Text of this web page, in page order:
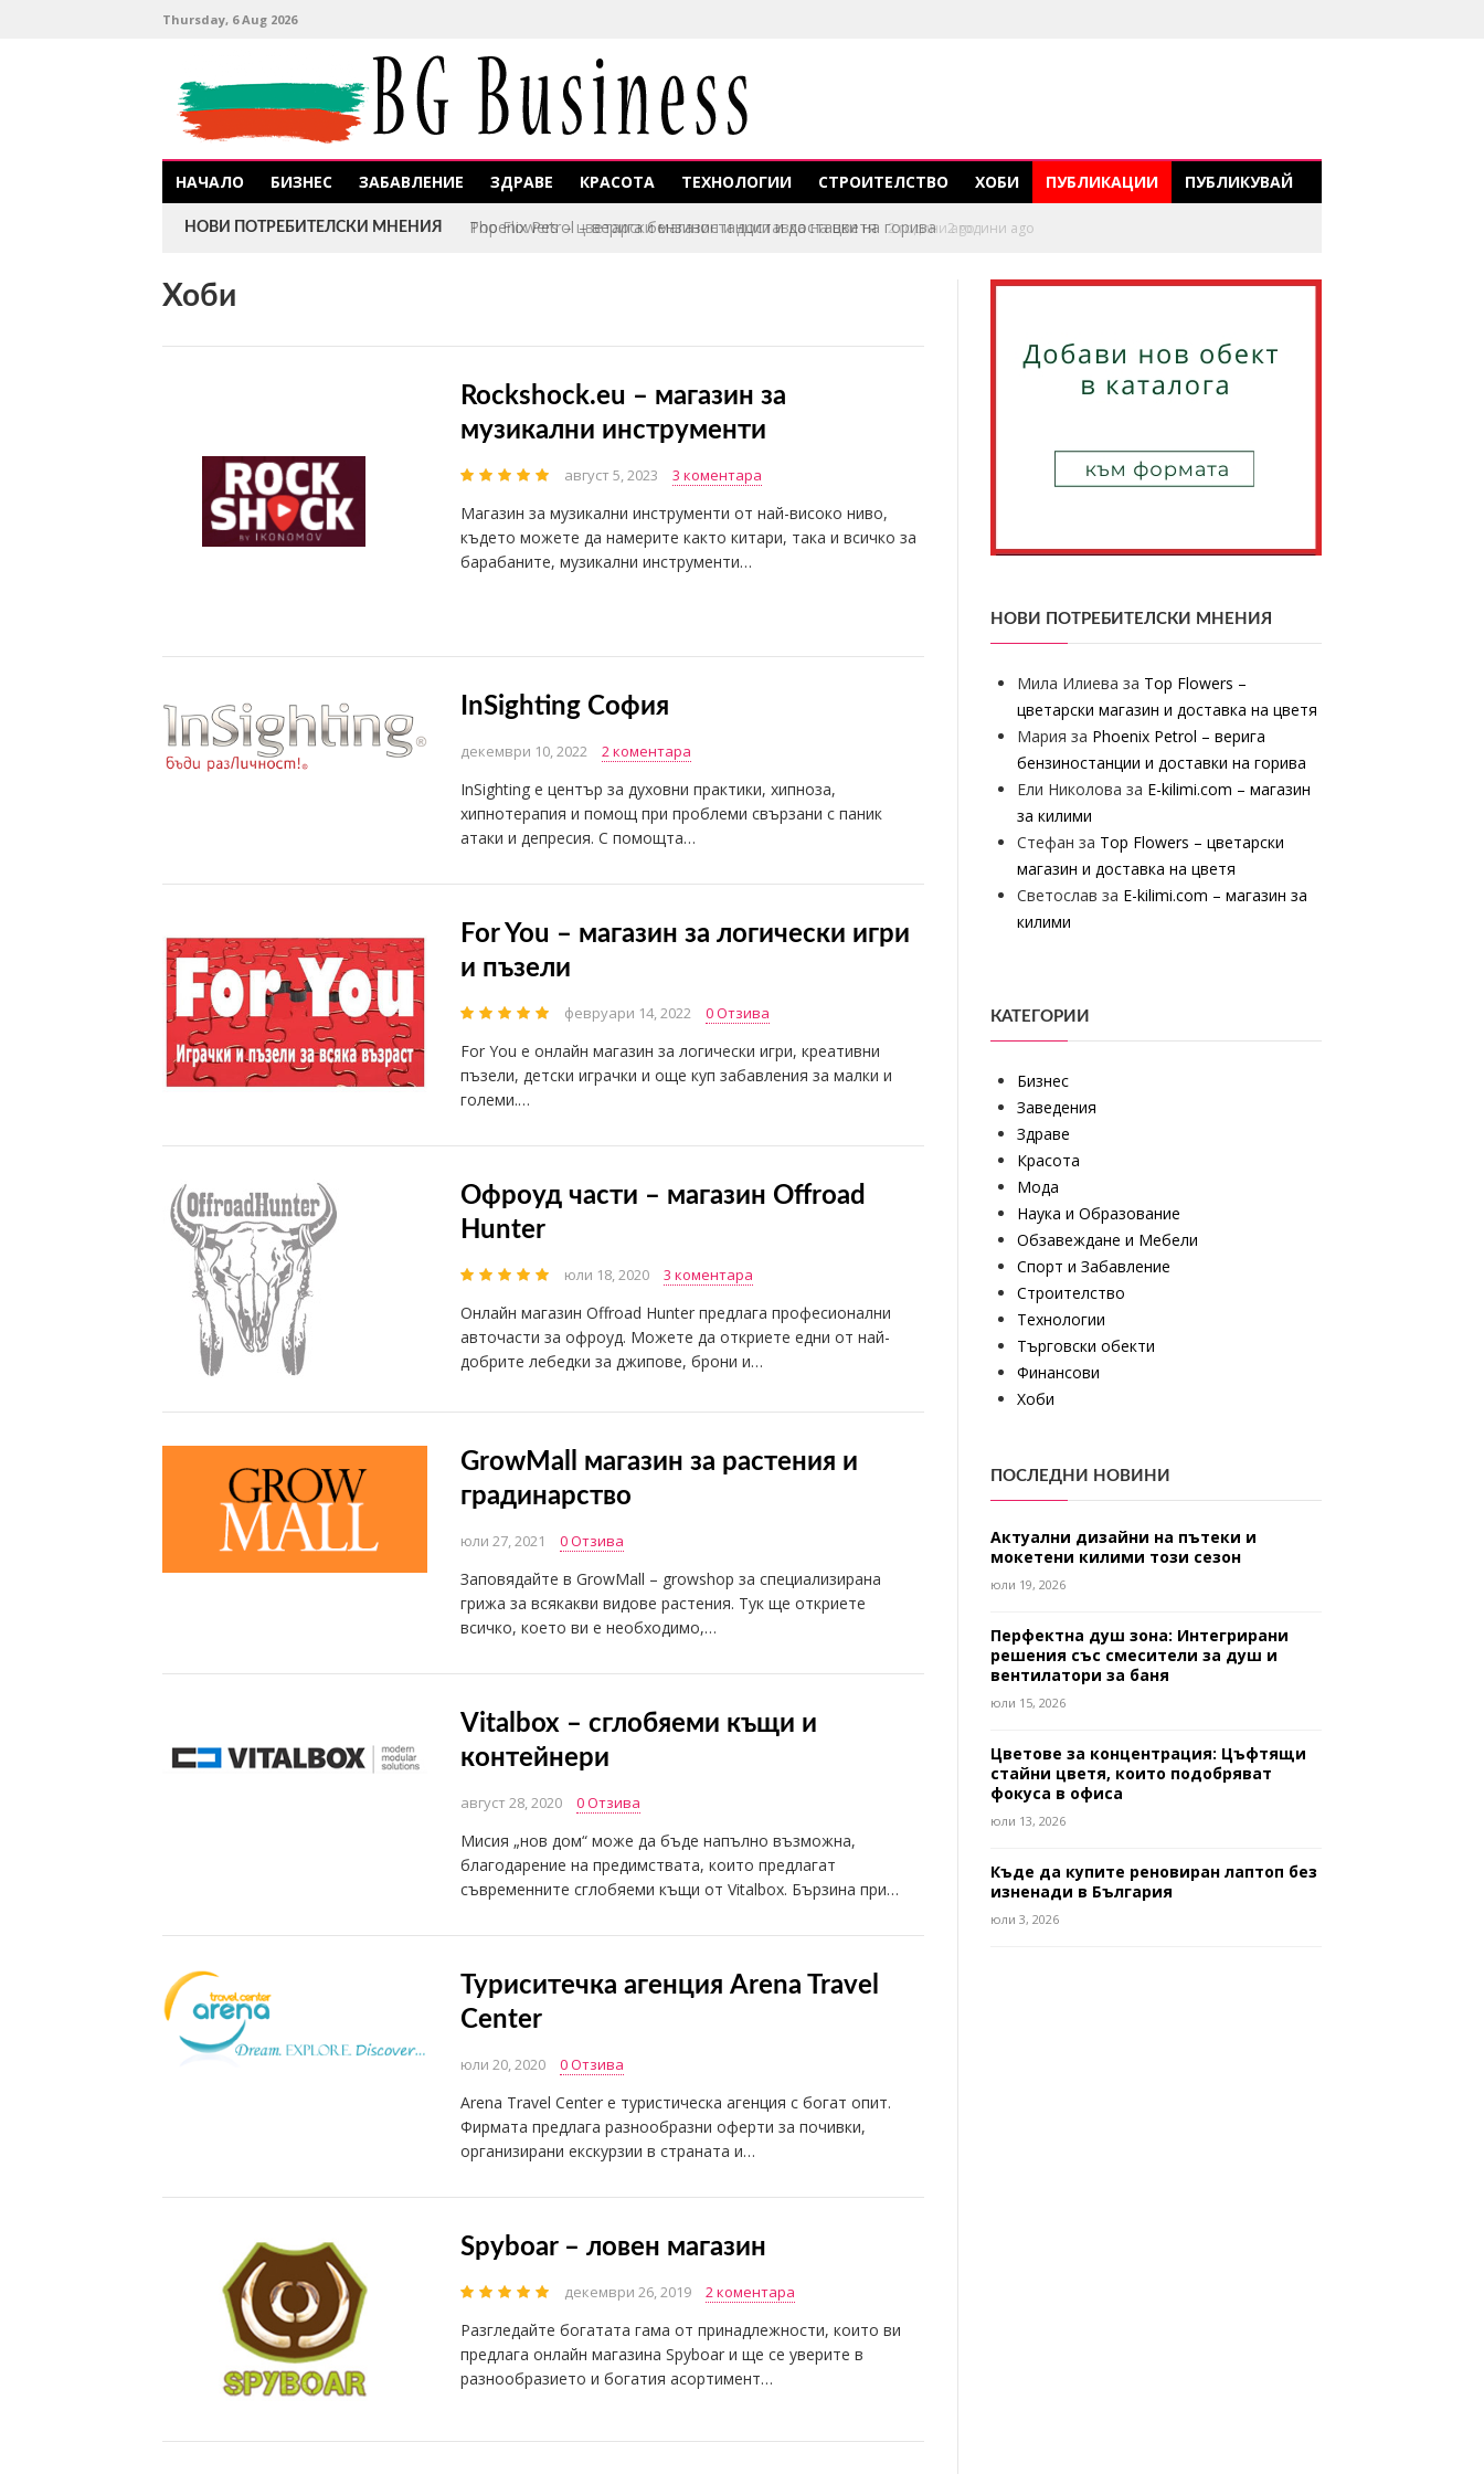
Thursday, 6 Aug 2026
НАЧАЛО БИЗНЕС ЗАБАВЛЕНИЕ ЗДРАВЕ КРАСОТА ТЕХНОЛОГИИ СТРОИТЕЛСТВО ХОБИ ПУБЛИКАЦИИ ПУБЛИКУВАЙ
НОВИ ПОТРЕБИТЕЛСКИ МНЕНИЯ Phoenix Petrol – верига бензиностанции и доставки на горива 2 години ago
Хоби
Rockshock.eu – магазин за
музикални инструменти
август 5, 2023 3 коментара
Магазин за музикални инструменти от най-високо ниво,
където можете да намерите както китари, така и всичко за
барабаните, музикални инструменти…
InSighting София
декември 10, 2022 2 коментара
InSighting е център за духовни практики, хипноза,
хипнотерапия и помощ при проблеми свързани с паник
атаки и депресия. С помощта…
For You – магазин за логически игри
и пъзели
февруари 14, 2022 0 Отзива
For You е онлайн магазин за логически игри, креативни
пъзели, детски играчки и още куп забавления за малки и
големи.…
Офроуд части – магазин Offroad
Hunter
юли 18, 2020 3 коментара
Онлайн магазин Offroad Hunter предлага професионални
авточасти за офроуд. Можете да откриете едни от най-
добрите лебедки за джипове, брони и…
GrowMall магазин за растения и
градинарство
юли 27, 2021 0 Отзива
Заповядайте в GrowMall – growshop за специализирана
грижа за всякакви видове растения. Тук ще откриете
всичко, което ви е необходимо,…
Vitalbox – сглобяеми къщи и
контейнери
август 28, 2020 0 Отзива
Мисия „нов дом“ може да бъде напълно възможна,
благодарение на предимствата, които предлагат
съвременните сглобяеми къщи от Vitalbox. Бързина при…
Туриситечка агенция Arena Travel
Center
юли 20, 2020 0 Отзива
Arena Travel Center е туристическа агенция с богат опит.
Фирмата предлага разнообразни оферти за почивки,
организирани екскурзии в страната и…
Spyboar – ловен магазин
декември 26, 2019 2 коментара
Разгледайте богатата гама от принадлежности, които ви
предлага онлайн магазина Spyboar и ще се уверите в
разнообразието и богатия асортимент…
НОВИ ПОТРЕБИТЕЛСКИ МНЕНИЯ
Мила Илиева за Top Flowers –
цветарски магазин и доставка на цветя
Мария за Phoenix Petrol – верига
бензиностанции и доставки на горива
Ели Николова за E-kilimi.com – магазин
за килими
Стефан за Top Flowers – цветарски
магазин и доставка на цветя
Светослав за E-kilimi.com – магазин за
килими
КАТЕГОРИИ
Бизнес
Заведения
Здраве
Красота
Мода
Наука и Образование
Обзавеждане и Мебели
Спорт и Забавление
Строителство
Технологии
Търговски обекти
Финансови
Хоби
ПОСЛЕДНИ НОВИНИ
Актуални дизайни на пътеки и
мокетени килими този сезон
юли 19, 2026
Перфектна душ зона: Интегрирани
решения със смесители за душ и
вентилатори за баня
юли 15, 2026
Цветове за концентрация: Цъфтящи
стайни цветя, които подобряват
фокуса в офиса
юли 13, 2026
Къде да купите реновиран лаптоп без
изненади в България
юли 3, 2026